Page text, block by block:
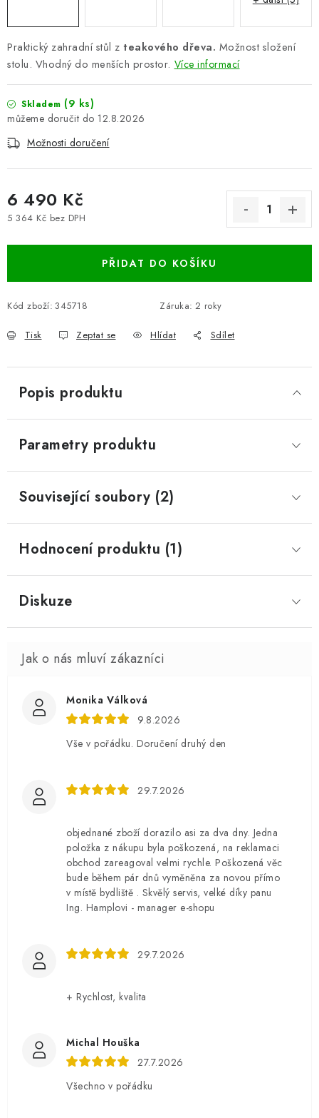
Nákup na splátky ESSOX
Praktický zahradní stůl z teakového dřeva. Možnost složení
stolu. Vhodný do menších prostor. Více informací
Skladem (9 ks)
12.8.2026
Možnosti doručení
6 490 Kč
5 364 Kč bez DPH
PŘIDAT DO KOŠÍKU
Kód zboží: 345718 Záruka: 2 roky
Tisk Zeptat se Hlídat Sdílet
Popis produktu
Parametry produktu
Související soubory (2)
Hodnocení produktu (1)
Diskuze
Monika Válková
9.8.2026
Vše v pořádku. Doručení druhý den
29.7.2026
objednané zboží dorazilo asi za dva dny. Jedna
položka z nákupu byla poškozená, na reklamaci
obchod zareagoval velmi rychle. Poškozená věc
bude během pár dnů vyměněna za novou přímo
v místě bydliště . Skvělý servis, velké díky panu
Ing. Hamplovi - manager e-shopu
29.7.2026
+ Rychlost, kvalita
Michal Houška
27.7.2026
Všechno v pořádku